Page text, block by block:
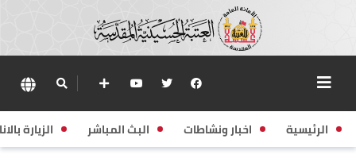
الرئيسية اخبار ونشاطات البث المباشر الزيارة